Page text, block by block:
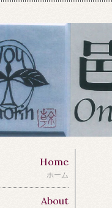
Home
ホーム
About